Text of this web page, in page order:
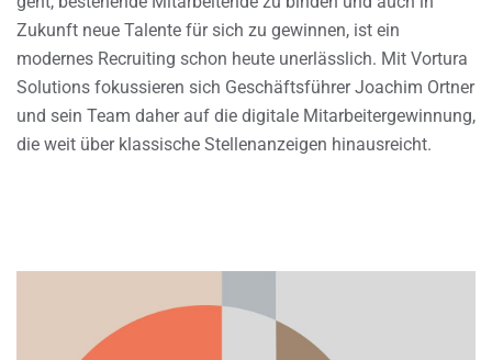
Zukunft neue Talente für sich zu gewinnen, ist ein
modernes Recruiting schon heute unerlässlich. Mit Vortura
Solutions fokussieren sich Geschäftsführer Joachim Ortner
und sein Team daher auf die digitale Mitarbeitergewinnung,
die weit über klassische Stellenanzeigen hinausreicht.